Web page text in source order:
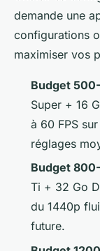
demande une
configurations
maximiser vos
Budget
Super + 16
à 60 FPS
réglages
Budget
Ti + 32 Go
du 1440p
future.